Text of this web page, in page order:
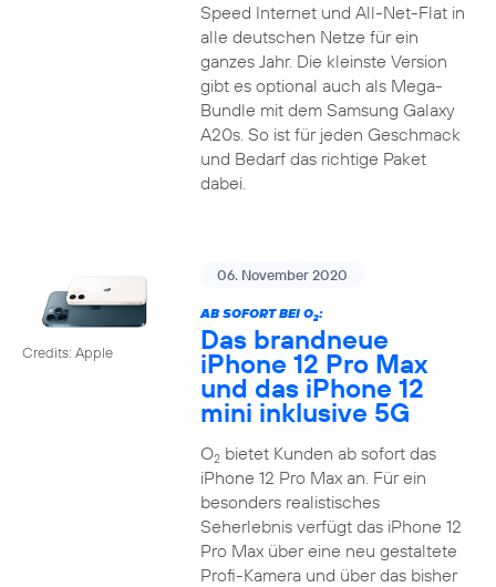
Speed Internet und All-Net-Flat in
alle deutschen Netze für ein
ganzes Jahr. Die kleinste Version
gibt es optional auch als Mega-
Bundle mit dem Samsung Galaxy
A20s. So ist für jeden Geschmack
und Bedarf das richtige Paket
dabei.
Credits: Apple
06. November 2020
AB SOFORT BEI O2:
Das brandneue
iPhone 12 Pro Max
und das iPhone 12
mini inklusive 5G
O2bietet Kunden ab sofort das
iPhone 12 Pro Max an. Für ein
besonders realistisches
Seherlebnis verfügt das iPhone 12
Pro Max über eine neu gestaltete
Profi-Kamera und über das bisher